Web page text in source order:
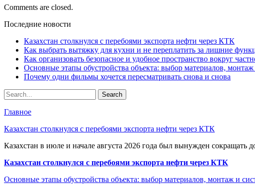
Comments are closed.
Последние новости
Казахстан столкнулся с перебоями экспорта нефти через КТК
Как выбрать вытяжку для кухни и не переплатить за лишние
Как организовать безопасное и удобное пространство вокруг
Основные этапы обустройства объекта: выбор материалов,
Почему одни фильмы хочется пересматривать снова и снова
Главное
Казахстан столкнулся с перебоями экспорта нефти через КТК
Казахстан в июле и начале августа 2026 года был вынужден сокращать
Казахстан столкнулся с перебоями экспорта нефти через КТК
Основные этапы обустройства объекта: выбор материалов, монтаж и